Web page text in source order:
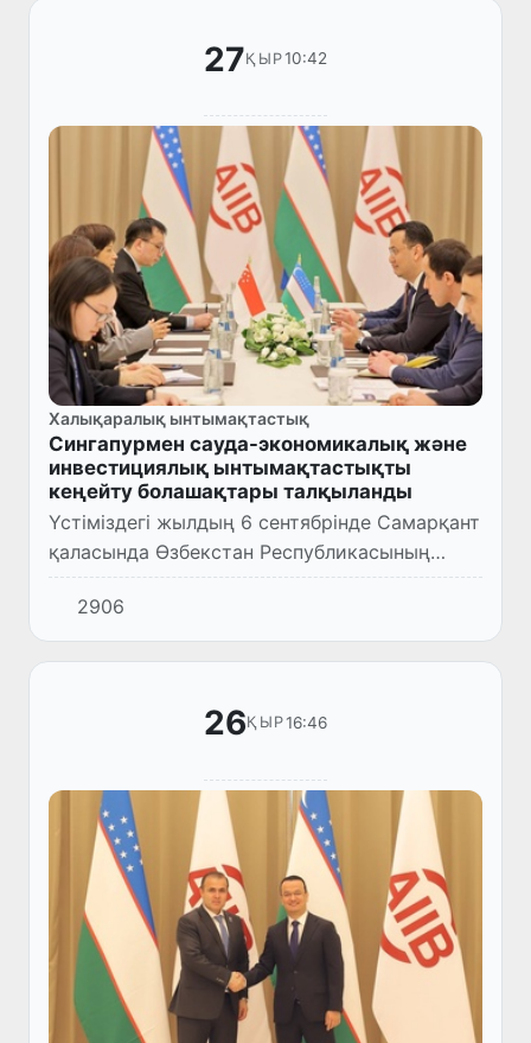
27ҚЫР10:42
Халықаралық ынтымақтастық
Сингапурмен сауда-экономикалық және
инвестициялық ынтымақтастықты
кеңейту болашақтары талқыланды
Үстіміздегі жылдың 6 сентябрінде Самарқант
қаласында Өзбекстан Республикасының
Инвестициялар, өнеркәсіп және сауда
министрі Лазиз Кудратов Сингапур Премьер-
министрі Концеляриясының...
2906
26ҚЫР16:46